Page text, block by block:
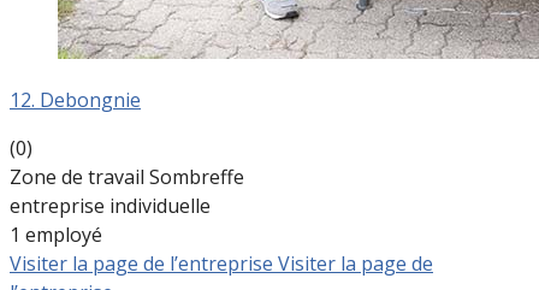
12. Debongnie
(0)
Zone de travail Sombreffe
entreprise individuelle
1 employé
Visiter la page de l’entreprise Visiter la page de